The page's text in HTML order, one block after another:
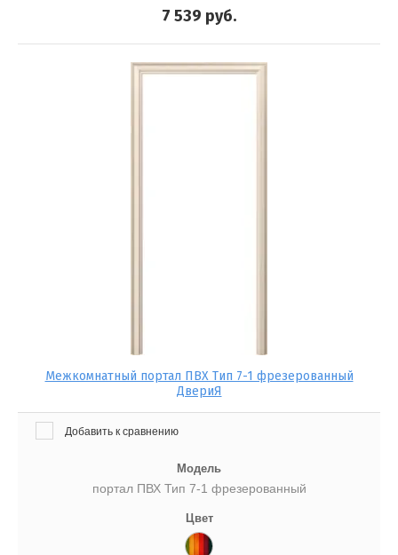
7 539 руб.
Межкомнатный портал ПВХ Тип 7-1 фрезерованный
ДвериЯ
Добавить к сравнению
Модель
портал ПВХ Тип 7-1 фрезерованный
Цвет